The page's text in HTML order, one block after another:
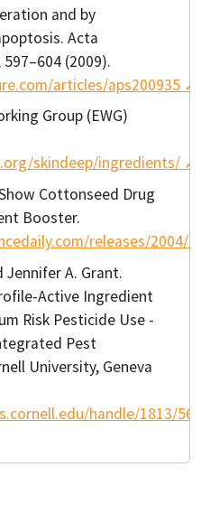
and by
Acta
(2009).
articles/aps200935
Group (EWG)
skindeep/ingredients/
Cottonseed Drug
Booster.
releases/2004/
Jennifer A. Grant.
Active Ingredient
Risk Pesticide Use -
Pest
University, Geneva
handle/1813/
ou de la marque
*